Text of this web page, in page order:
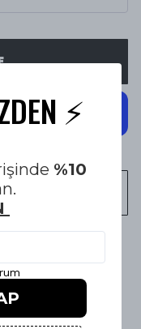
⚡️
%10